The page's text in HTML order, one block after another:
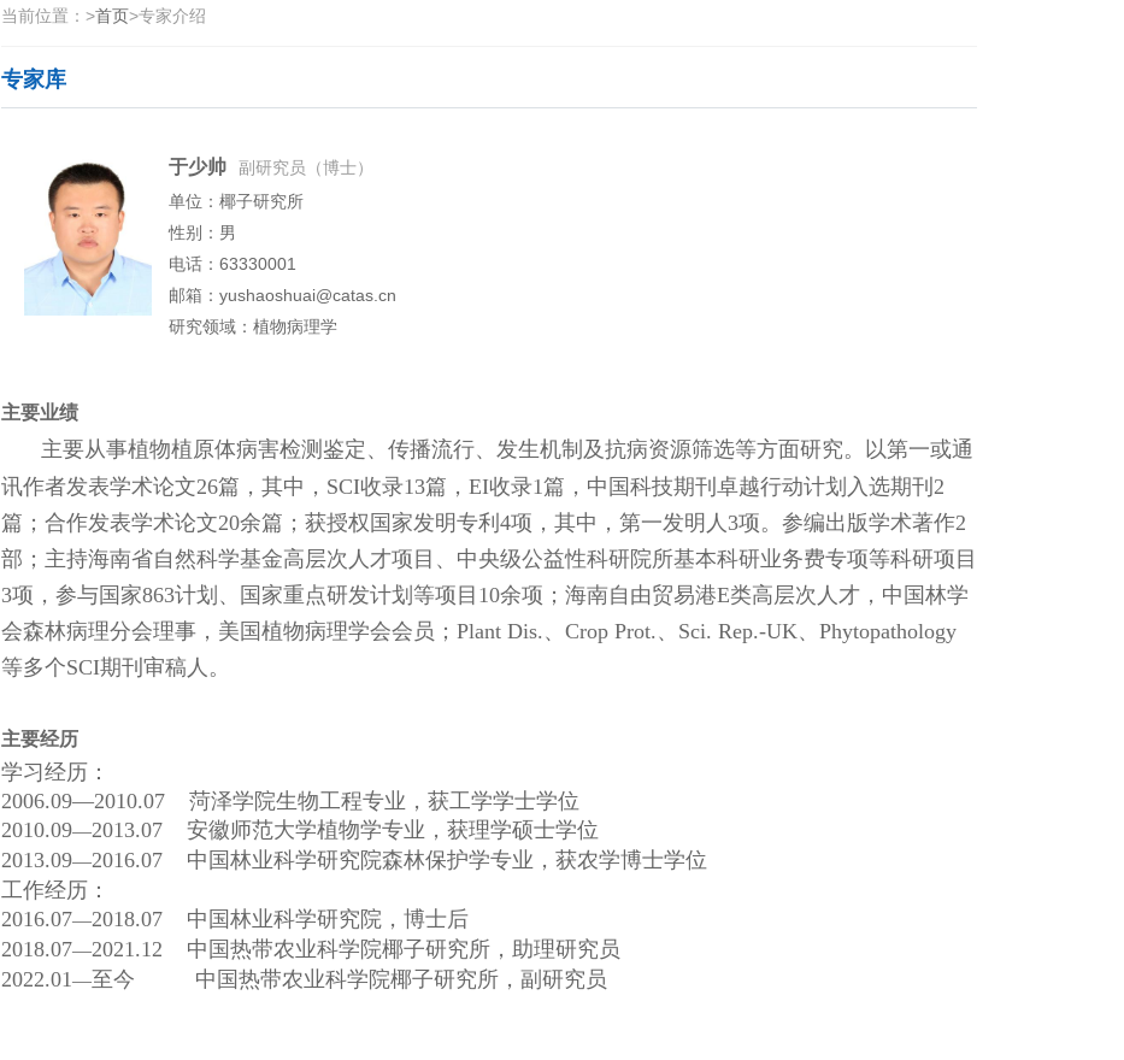
当前位置： >首页>专家介绍
专家库
于少帅
副研究员（博士）
单位：椰子研究所
性别：男
电话：63330001
邮箱：yushaoshuai@catas.cn
研究领域：植物病理学
主要业绩
主要从事植物植原体病害检测鉴定、传播流行、发生机制及抗病资源筛选等方面研究。以第一或通
讯作者发表学术论文26篇，其中，SCI收录13篇，EI收录1篇，中国科技期刊卓越行动计划入选期刊2
篇；合作发表学术论文20余篇；获授权国家发明专利4项，其中，第一发明人3项。参编出版学术著作2
部；主持海南省自然科学基金高层次人才项目、中央级公益性科研院所基本科研业务费专项等科研项目
3项，参与国家863计划、国家重点研发计划等项目10余项；海南自由贸易港E类高层次人才，中国林学
会森林病理分会理事，美国植物病理学会会员；Plant Dis.、Crop Prot.、Sci. Rep.-UK、Phytopathology
等多个SCI期刊审稿人。
主要经历
学习经历：
2006.09—2010.07 菏泽学院生物工程专业，获工学学士学位
2010.09—2013.07 安徽师范大学植物学专业，获理学硕士学位
2013.09—2016.07 中国林业科学研究院森林保护学专业，获农学博士学位
工作经历：
2016.07—2018.07 中国林业科学研究院，博士后
2018.07—2021.12 中国热带农业科学院椰子研究所，助理研究员
2022.01—至今 中国热带农业科学院椰子研究所，副研究员